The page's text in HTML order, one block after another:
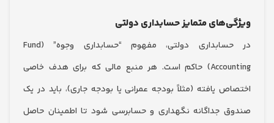
متمایز حسابداری دولتی
در حسابداری دولتی، مفهوم “حسابداری وجوه” (Fund
Accounting) حاکم است. هر منبع مالی که برای هدف خاصی
یافته (مثلاً بودجه عمرانی یا بودجه جاری)، باید در یک
جداگانه نگهداری و حسابرسی شود تا اطمینان حاصل